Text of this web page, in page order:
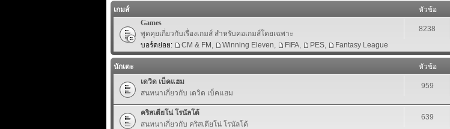
เกมส์ หัวข้อ
Games
พูดคุยเกี่ยวกับเรื่องเกมส์ สำหรับคอเกมส์โดยเฉพาะ
บอร์ดย่อย:
CM & FM , Winning Eleven, FIFA, PES, Fantasy League
8238
นักเตะ หัวข้อ
เดวิด เบ็คแฮม
สนทนาเกี่ยวกับ เดวิด เบ็คแฮม
959
คริสเตียโน่ โรนัลโด้
สนทนาเกี่ยวกับ คริสเตียโน่ โรนัลโด้
639